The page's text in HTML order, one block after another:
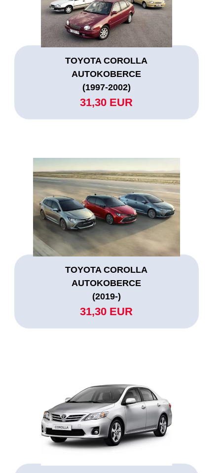
TOYOTA COROLLA
AUTOKOBERCE
(1997-2002)
31,30 EUR
TOYOTA COROLLA
AUTOKOBERCE
(2019-)
31,30 EUR